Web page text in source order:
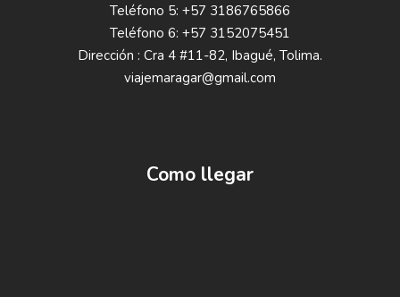
Teléfono 5: +57 3186765866
Teléfono 6: +57 3152075451
Dirección : Cra 4 #11-82, Ibagué, Tolima.
viajemaragar@gmail.com
Como llegar